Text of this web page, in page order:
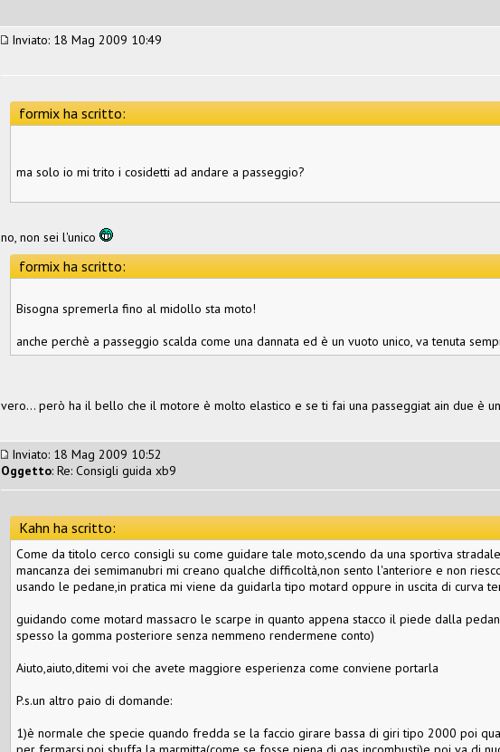
Inviato: 18 Mag 2009 10:49
formix ha scritto:
ma solo io mi trito i cosidetti ad andare a passeggio?
no, non sei l'unico
formix ha scritto:
Bisogna spremerla fino al midollo sta moto!
anche perchè a passeggio scalda come una dannata ed è un vuoto unico, va tenuta
vero... però ha il bello che il motore è molto elastico e se ti fai una passeggiat ain due è
Inviato: 18 Mag 2009 10:52
Oggetto: Re: Consigli guida xb9
Kahn ha scritto:
Come da titolo cerco consigli su come guidare tale moto,scendo da una sportiva
mancanza dei semimanubri mi creano qualche difficoltà,non sento l'anteriore e non
usando le pedane,in pratica mi viene da guidarla tipo motard oppure in uscita di curva
guidando come motard massacro le scarpe in quanto appena stacco il piede dalla
spesso la gomma posteriore senza nemmeno rendermene conto)
Aiuto,aiuto,ditemi voi che avete maggiore esperienza come conviene portarla
P.s.un altro paio di domande:
1)è normale che specie quando fredda se la faccio girare bassa di giri tipo 2000 poi